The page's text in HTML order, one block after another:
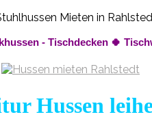
- Tischdecken 🍀
Hussen